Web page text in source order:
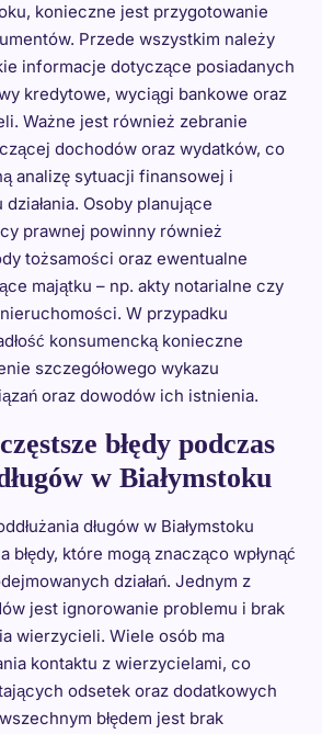
konieczne jest przygotowanie
Przede wszystkim należy
informacje dotyczące posiadanych
kredytowe, wyciągi bankowe oraz
Ważne jest również zebranie
dochodów oraz wydatków, co
analizę sytuacji finansowej i
Osoby planujące
prawnej powinny również
tożsamości oraz ewentualne
majątku – np. akty notarialne czy
W przypadku
konsumencką konieczne
szczegółowego wykazu
oraz dowodów ich istnienia.
błędy podczas
w Białymstoku
długów w Białymstoku
błędy, które mogą znacząco wpłynąć
działań. Jednym z
jest ignorowanie problemu i brak
wierzycieli. Wiele osób ma
kontaktu z wierzycielami, co
odsetek oraz dodatkowych
błędem jest brak